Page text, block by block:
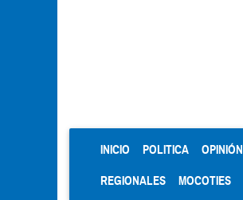
INICIO (CURRENT)
POLITICA OPINIÓN
REGIONALES MOCOTIES